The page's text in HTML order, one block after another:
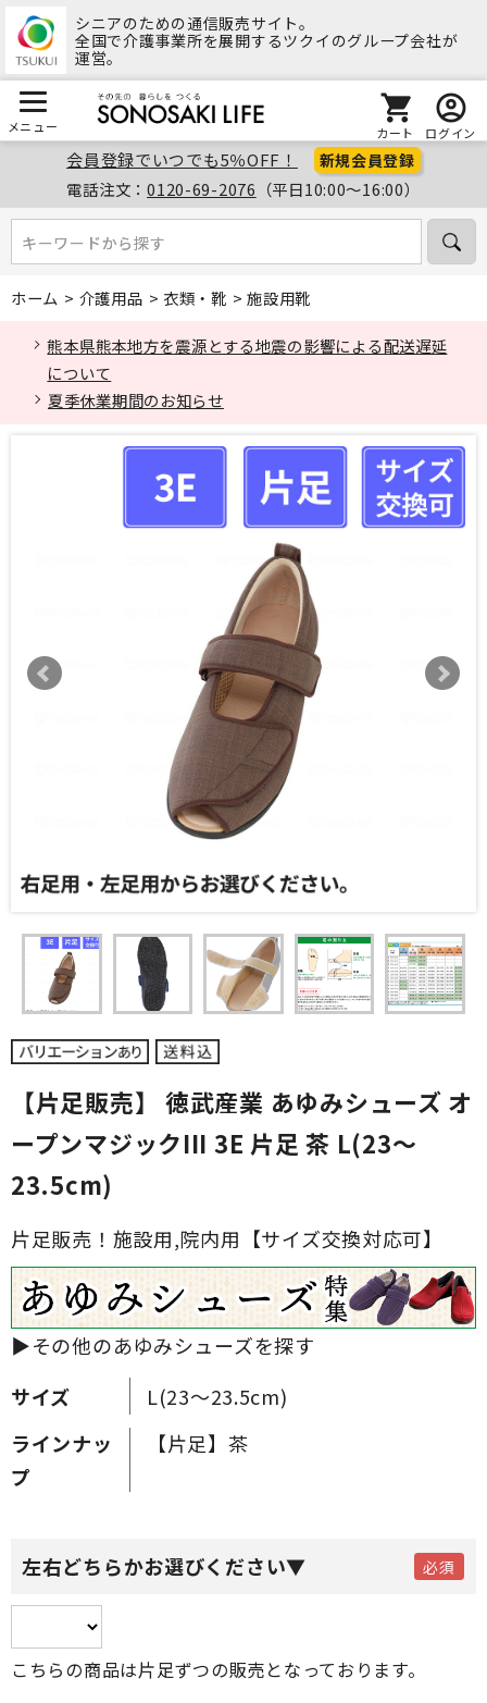
シニアのための通信販売サイト。
全国で介護事業所を展開するツクイのグループ会社が
運営。
メニュー カート ログイン
会員登録でいつでも5％OFF！ 新規会員登録
電話注文：0120-69-2076 （平日10:00～16:00）
キーワードから探す
キーワードから探す
ホーム > 介護用品 > 衣類・靴 >施設用靴
熊本県熊本地方を震源とする地震の影響による配送遅延
について
夏季休業期間のお知らせ
【片足販売】 徳武産業 あゆみシューズ オ
ープンマジックIII 3E 片足 茶 L(23～
23.5cm)
片足販売！施設用,院内用【サイズ交換対応可】
サイズ
L(23～23.5cm)
ラインナッ
プ
【片足】茶
左右どちらかお選びください▼
こちらの商品は片足ずつの販売となっております。
▶その他のあゆみシューズを探す